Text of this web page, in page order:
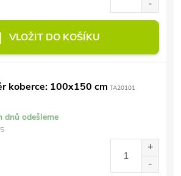
VLOŽIT DO KOŠÍKU
koberce: 100x150 cm TA20101
dnů odešleme